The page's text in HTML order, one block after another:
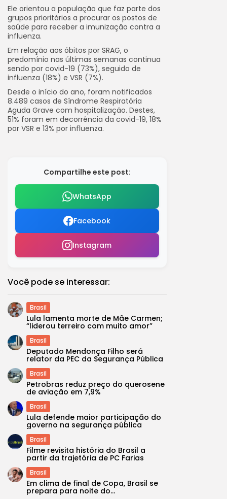
Ele orientou a população que faz parte dos
grupos prioritários a procurar os postos de
saúde para receber a imunização contra a
influenza.
Em relação aos óbitos por SRAG, o
predomínio nas últimas semanas continua
sendo por covid-19 (73%), seguido de
influenza (18%) e VSR (7%).
Desde o início do ano, foram notificados
8.489 casos de Síndrome Respiratória
Aguda Grave com hospitalização. Destes,
51% foram em decorrência da covid-19, 18%
por VSR e 13% por influenza.
Compartilhe este post:
WhatsApp
Facebook
Instagram
Você pode se interessar:
Brasil
Lula lamenta morte de Mãe Carmen;
“liderou terreiro com muito amor”
Brasil
Deputado Mendonça Filho será
relator da PEC da Segurança Pública
Brasil
Petrobras reduz preço do querosene
de aviação em 7,9%
Brasil
Lula defende maior participação do
governo na segurança pública
Brasil
Filme revisita história do Brasil a
partir da trajetória de PC Farias
Brasil
Em clima de final de Copa, Brasil se
prepara para noite do...